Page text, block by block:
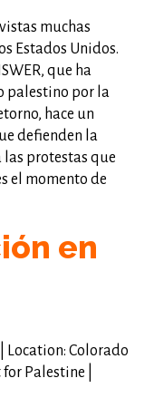
muchas
Estados Unidos.
que ha
palestino por la
hace un
defienden la
protestas que
el momento de
en
Location: Colorado
Palestine |